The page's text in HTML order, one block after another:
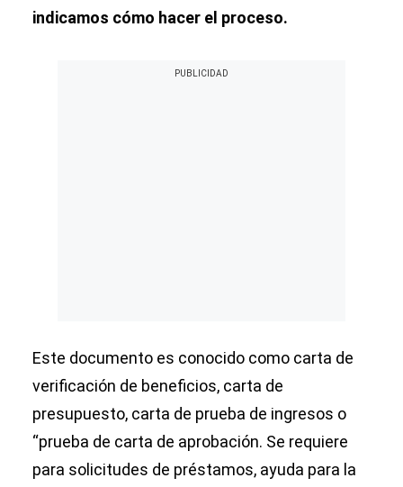
indicamos cómo hacer el proceso.
Este documento es conocido como carta de
verificación de beneficios, carta de
presupuesto, carta de prueba de ingresos o
“prueba de carta de aprobación. Se requiere
para solicitudes de préstamos, ayuda para la